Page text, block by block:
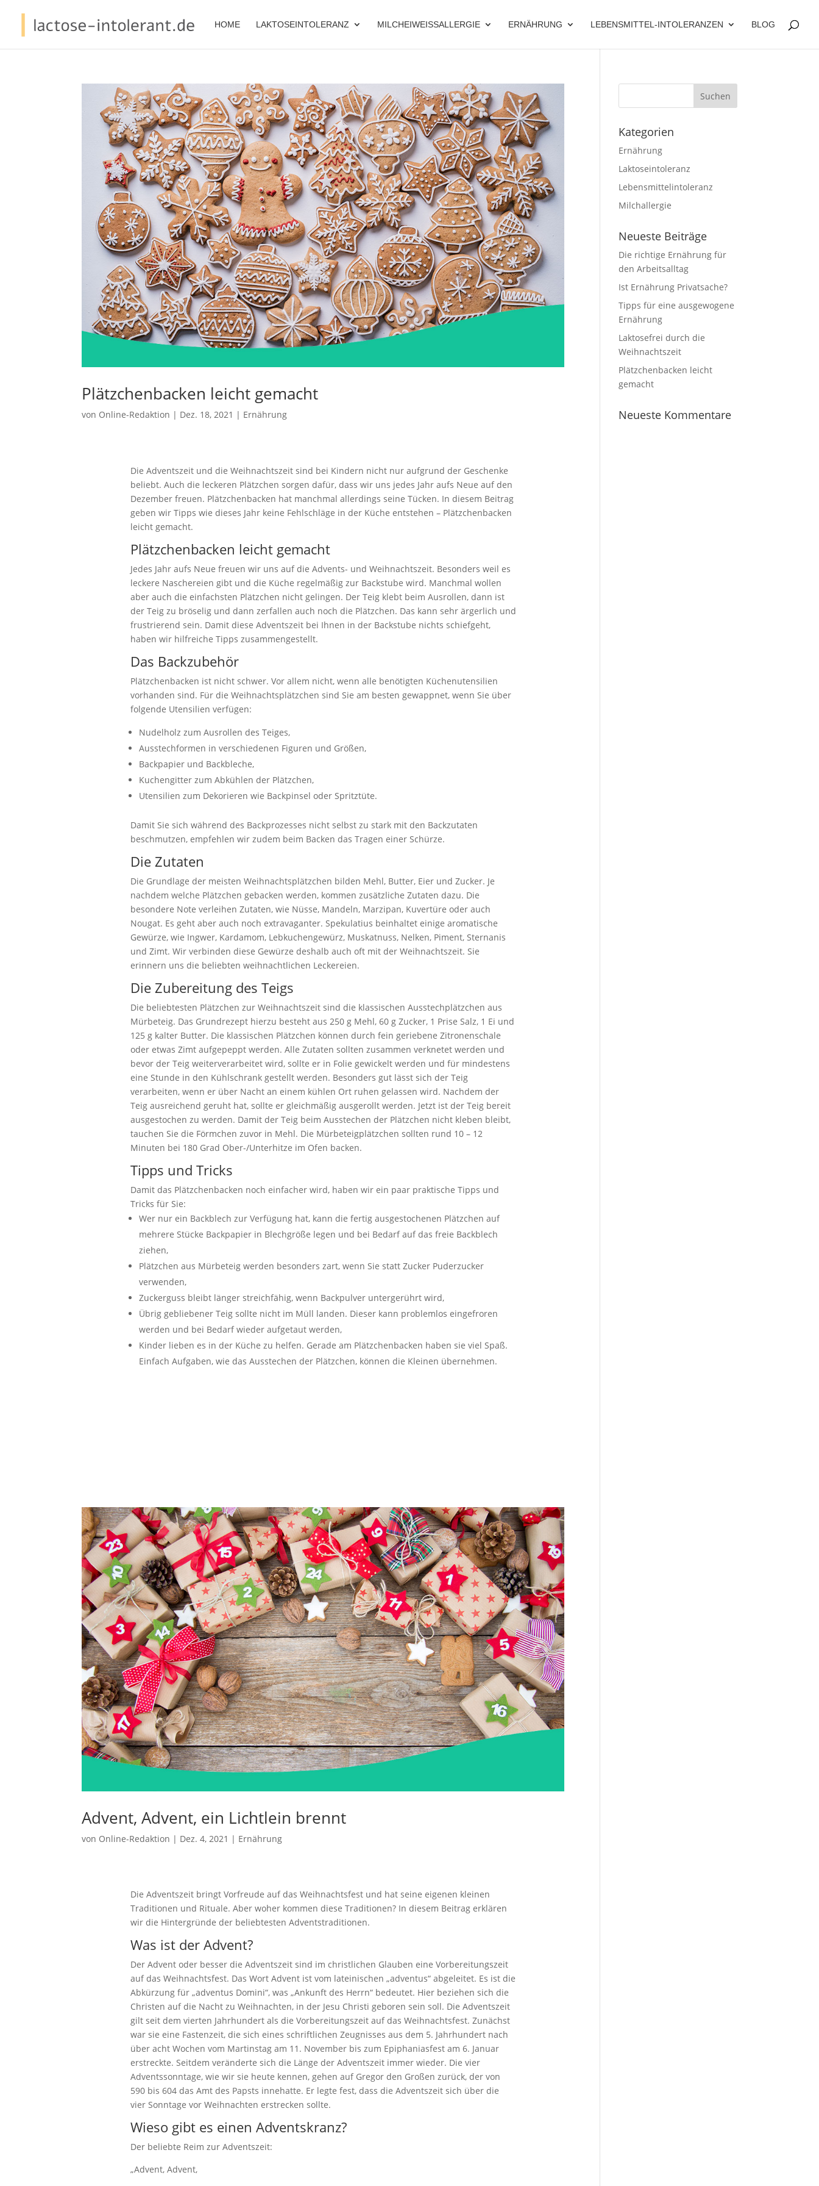
HOME LAKTOSEINTOLERANZ MILCHEIWEISSALLERGIE ERNÄHRUNG LEBENSMITTEL-INTOLERANZEN BLOG
Plätzchenbacken leicht gemacht
von Online-Redaktion | Dez. 18, 2021 | Ernährung
Die Adventszeit und die Weihnachtszeit sind bei Kindern nicht nur aufgrund der Geschenke
beliebt. Auch die leckeren Plätzchen sorgen dafür, dass wir uns jedes Jahr aufs Neue auf den
Dezember freuen. Plätzchenbacken hat manchmal allerdings seine Tücken. In diesem Beitrag
geben wir Tipps wie dieses Jahr keine Fehlschläge in der Küche entstehen – Plätzchenbacken
leicht gemacht.
Plätzchenbacken leicht gemacht
Jedes Jahr aufs Neue freuen wir uns auf die Advents- und Weihnachtszeit. Besonders weil es
leckere Naschereien gibt und die Küche regelmäßig zur Backstube wird. Manchmal wollen
aber auch die einfachsten Plätzchen nicht gelingen. Der Teig klebt beim Ausrollen, dann ist
der Teig zu bröselig und dann zerfallen auch noch die Plätzchen. Das kann sehr ärgerlich und
frustrierend sein. Damit diese Adventszeit bei Ihnen in der Backstube nichts schiefgeht,
haben wir hilfreiche Tipps zusammengestellt.
Das Backzubehör
Plätzchenbacken ist nicht schwer. Vor allem nicht, wenn alle benötigten Küchenutensilien
vorhanden sind. Für die Weihnachtsplätzchen sind Sie am besten gewappnet, wenn Sie über
folgende Utensilien verfügen:
Nudelholz zum Ausrollen des Teiges,
Ausstechformen in verschiedenen Figuren und Größen,
Backpapier und Backbleche,
Kuchengitter zum Abkühlen der Plätzchen,
Utensilien zum Dekorieren wie Backpinsel oder Spritztüte.
Damit Sie sich während des Backprozesses nicht selbst zu stark mit den Backzutaten
beschmutzen, empfehlen wir zudem beim Backen das Tragen einer Schürze.
Die Zutaten
Die Grundlage der meisten Weihnachtsplätzchen bilden Mehl, Butter, Eier und Zucker. Je
nachdem welche Plätzchen gebacken werden, kommen zusätzliche Zutaten dazu. Die
besondere Note verleihen Zutaten, wie Nüsse, Mandeln, Marzipan, Kuvertüre oder auch
Nougat. Es geht aber auch noch extravaganter. Spekulatius beinhaltet einige aromatische
Gewürze, wie Ingwer, Kardamom, Lebkuchengewürz, Muskatnuss, Nelken, Piment, Sternanis
und Zimt. Wir verbinden diese Gewürze deshalb auch oft mit der Weihnachtszeit. Sie
erinnern uns die beliebten weihnachtlichen Leckereien.
Die Zubereitung des Teigs
Die beliebtesten Plätzchen zur Weihnachtszeit sind die klassischen Ausstechplätzchen aus
Mürbeteig. Das Grundrezept hierzu besteht aus 250 g Mehl, 60 g Zucker, 1 Prise Salz, 1 Ei und
125 g kalter Butter. Die klassischen Plätzchen können durch fein geriebene Zitronenschale
oder etwas Zimt aufgepeppt werden. Alle Zutaten sollten zusammen verknetet werden und
bevor der Teig weiterverarbeitet wird, sollte er in Folie gewickelt werden und für mindestens
eine Stunde in den Kühlschrank gestellt werden. Besonders gut lässt sich der Teig
verarbeiten, wenn er über Nacht an einem kühlen Ort ruhen gelassen wird. Nachdem der
Teig ausreichend geruht hat, sollte er gleichmäßig ausgerollt werden. Jetzt ist der Teig bereit
ausgestochen zu werden. Damit der Teig beim Ausstechen der Plätzchen nicht kleben bleibt,
tauchen Sie die Förmchen zuvor in Mehl. Die Mürbeteigplätzchen sollten rund 10 – 12
Minuten bei 180 Grad Ober-/Unterhitze im Ofen backen.
Tipps und Tricks
Damit das Plätzchenbacken noch einfacher wird, haben wir ein paar praktische Tipps und
Tricks für Sie:
Wer nur ein Backblech zur Verfügung hat, kann die fertig ausgestochenen Plätzchen auf
mehrere Stücke Backpapier in Blechgröße legen und bei Bedarf auf das freie Backblech
ziehen,
Plätzchen aus Mürbeteig werden besonders zart, wenn Sie statt Zucker Puderzucker
verwenden,
Zuckerguss bleibt länger streichfähig, wenn Backpulver untergerührt wird,
Übrig gebliebener Teig sollte nicht im Müll landen. Dieser kann problemlos eingefroren
werden und bei Bedarf wieder aufgetaut werden,
Kinder lieben es in der Küche zu helfen. Gerade am Plätzchenbacken haben sie viel Spaß.
Einfach Aufgaben, wie das Ausstechen der Plätzchen, können die Kleinen übernehmen.
Advent, Advent, ein Lichtlein brennt
von Online-Redaktion | Dez. 4, 2021 | Ernährung
Die Adventszeit bringt Vorfreude auf das Weihnachtsfest und hat seine eigenen kleinen
Traditionen und Rituale. Aber woher kommen diese Traditionen? In diesem Beitrag erklären
wir die Hintergründe der beliebtesten Adventstraditionen.
Was ist der Advent?
Der Advent oder besser die Adventszeit sind im christlichen Glauben eine Vorbereitungszeit
auf das Weihnachtsfest. Das Wort Advent ist vom lateinischen „adventus“ abgeleitet. Es ist die
Abkürzung für „adventus Domini“, was „Ankunft des Herrn“ bedeutet. Hier beziehen sich die
Christen auf die Nacht zu Weihnachten, in der Jesu Christi geboren sein soll. Die Adventszeit
gilt seit dem vierten Jahrhundert als die Vorbereitungszeit auf das Weihnachtsfest. Zunächst
war sie eine Fastenzeit, die sich eines schriftlichen Zeugnisses aus dem 5. Jahrhundert nach
über acht Wochen vom Martinstag am 11. November bis zum Epiphaniasfest am 6. Januar
erstreckte. Seitdem veränderte sich die Länge der Adventszeit immer wieder. Die vier
Adventssonntage, wie wir sie heute kennen, gehen auf Gregor den Großen zurück, der von
590 bis 604 das Amt des Papsts innehatte. Er legte fest, dass die Adventszeit sich über die
vier Sonntage vor Weihnachten erstrecken sollte.
Wieso gibt es einen Adventskranz?
Der beliebte Reim zur Adventszeit:
„Advent, Advent,
Kategorien
Ernährung
Laktoseintoleranz
Lebensmittelintoleranz
Milchallergie
Neueste Beiträge
Die richtige Ernährung für
den Arbeitsalltag
Ist Ernährung Privatsache?
Tipps für eine ausgewogene
Ernährung
Laktosefrei durch die
Weihnachtszeit
Plätzchenbacken leicht
gemacht
Neueste Kommentare